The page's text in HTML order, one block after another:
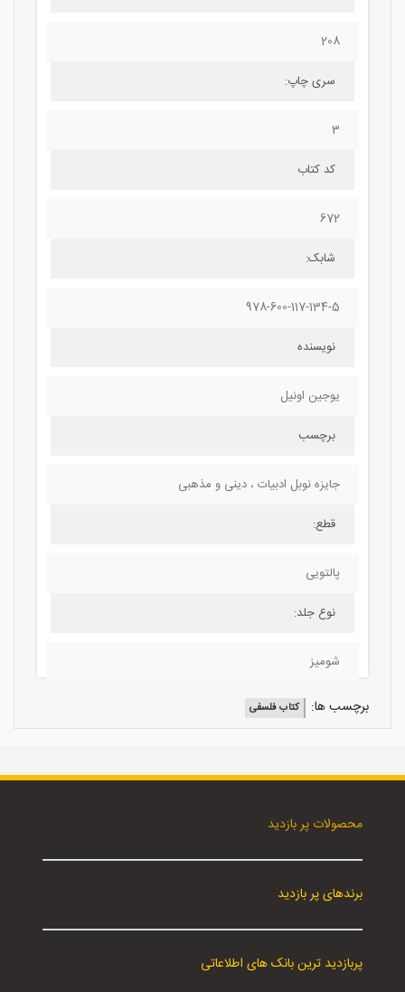
208
سری چاپ:
3
کد کتاب
672
شابک:
978-600-117-134-5
نویسنده
یوجین اونیل
برچسب
جایزه نوبل ادبیات ، دینی و مذهبی
قطع:
پالتویی
نوع جلد:
شومیز
برچسب ها: کتاب فلسفی
محصولات پر بازدید
برندهای پر بازدید
پربازدید ترین بانک های اطلاعاتی